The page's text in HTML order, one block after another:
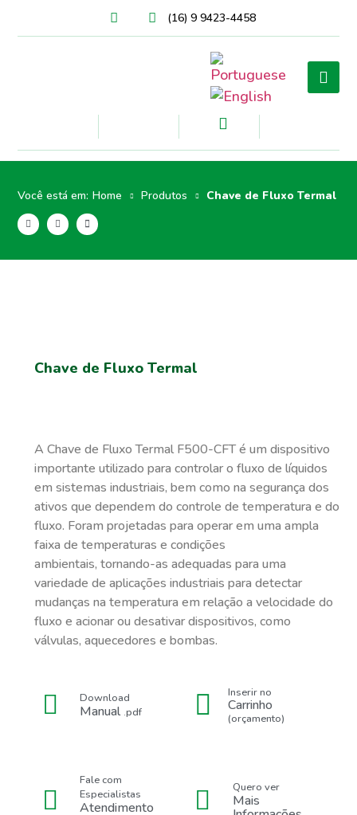
(16) 9 9423-4458
Você está em: Home Produtos Chave de Fluxo Termal
Chave de Fluxo Termal
A Chave de Fluxo Termal F500-CFT é um dispositivo
importante utilizado para controlar o fluxo de líquidos
em sistemas industriais, bem como na segurança dos
ativos que dependem do controle de temperatura e do
fluxo. Foram projetadas para operar em uma ampla
faixa de temperaturas e condições
ambientais, tornando-as adequadas para uma
variedade de aplicações industriais para detectar
mudanças na temperatura em relação a velocidade do
fluxo e acionar ou desativar dispositivos, como
válvulas, aquecedores e bombas.
Download
Manual .pdf
Inserir no
Carrinho
(orçamento)
Fale com
Especialistas
Atendimento
Quero ver
Mais